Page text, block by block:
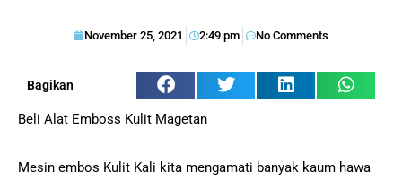
November 25, 2021 2:49 pm No Comments
Bagikan
Beli Alat Emboss Kulit Magetan
Mesin embos Kulit Kali kita mengamati banyak kaum hawa